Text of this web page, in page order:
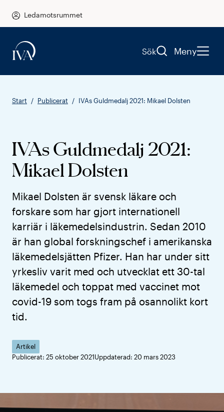
Ledamotsrummet
Sök Meny
Start Publicerat IVAs Guldmedalj 2021: Mikael Dolsten
IVAs Guldmedalj 2021:
Mikael Dolsten
Mikael Dolsten är svensk läkare och
forskare som har gjort internationell
karriär i läkemedelsindustrin. Sedan 2010
är han global forskningschef i amerikanska
läkemedelsjätten Pfizer. Han har under sitt
yrkesliv varit med och utvecklat ett 30-tal
läkemedel och toppat med vaccinet mot
covid-19 som togs fram på osannolikt kort
tid.
Artikel
Publicerat: 25 oktober 2021Uppdaterad: 20 mars 2023